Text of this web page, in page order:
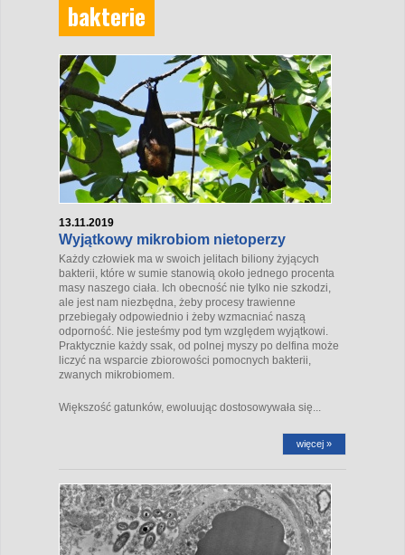
bakterie
13.11.2019
Wyjątkowy mikrobiom nietoperzy
Każdy człowiek ma w swoich jelitach biliony żyjących
bakterii, które w sumie stanowią około jednego procenta
masy naszego ciała. Ich obecność nie tylko nie szkodzi,
ale jest nam niezbędna, żeby procesy trawienne
przebiegały odpowiednio i żeby wzmacniać naszą
odporność. Nie jesteśmy pod tym względem wyjątkowi.
Praktycznie każdy ssak, od polnej myszy po delfina może
liczyć na wsparcie zbiorowości pomocnych bakterii,
zwanych mikrobiomem.
Większość gatunków, ewoluując dostosowywała się...
więcej »